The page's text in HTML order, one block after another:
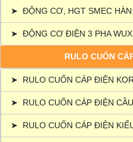
➤ ĐỘNG CƠ, HGT SMEC
➤ ĐỘNG CƠ ĐIỆN 3 PHA
RULO CUỐN
➤ RULO CUỐN CÁP ĐIỆN
➤ RULO CUỐN CÁP ĐIỆN
➤ RULO CUỐN CÁP ĐIỆN